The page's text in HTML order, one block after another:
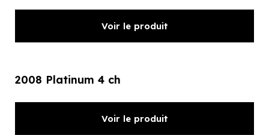
Voir le produit
2008 Platinum 4 ch
Voir le produit